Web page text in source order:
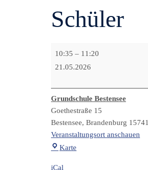
Schüler
Schüler
10:35 – 11:20
21.05.2026
Grundschule Bestensee
Goethestraße 15
Bestensee, Brandenburg 15741
Veranstaltungsort anschauen
Karte
iCal